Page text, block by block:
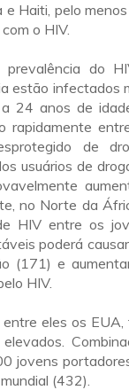
e Haiti, pelo
o HIV.
prevalência do
estão infectados
24 anos de
rapidamente
de
usuários de
no Norte da
HIV entre os
poderá
(171) e
HIV.
eles os EUA,
jovens
(432).